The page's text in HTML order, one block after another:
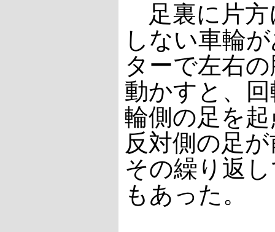
足裏に片方
しない車輪
ターで左右
動かすと、
輪側の足を
反対側の足
その繰り返
もあった。